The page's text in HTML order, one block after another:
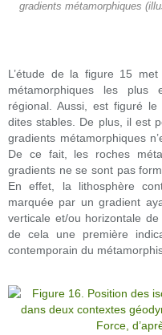
gradients métamorphiques
L’étude de la figure 15
métamorphiques les plus
régional. Aussi, est figuré
dites stables. De plus, il est
gradients métamorphiques
De ce fait, les roches
gradients ne se sont pas
En effet, la lithosphère
marquée par un gradient
verticale et/ou horizontale
de cela une première
contemporain du